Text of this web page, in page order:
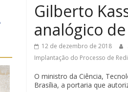
Gilberto
analógico
12 de dezembro de 2018
Implantação do Processo de
O ministro da Ciência,
Brasília, a portaria que